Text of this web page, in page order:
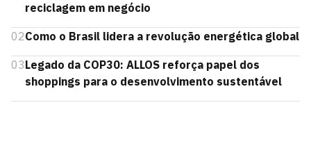
reciclagem em negócio
02Como o Brasil lidera a revolução energética global
03Legado da COP30: ALLOS reforça papel dos
shoppings para o desenvolvimento sustentável